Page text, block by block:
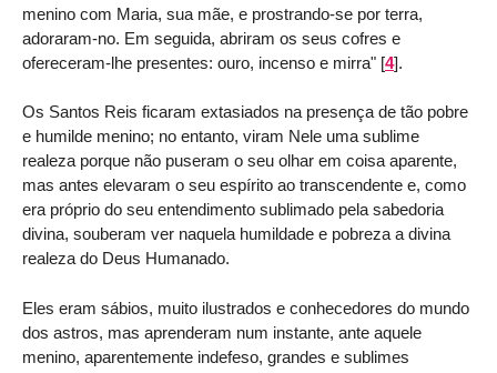
menino com Maria, sua mãe, e prostrando-se por terra,
adoraram-no. Em seguida, abriram os seus cofres e
ofereceram-lhe presentes: ouro, incenso e mirra" [4].
Os Santos Reis ficaram extasiados na presença de tão pobre
e humilde menino; no entanto, viram Nele uma sublime
realeza porque não puseram o seu olhar em coisa aparente,
mas antes elevaram o seu espírito ao transcendente e, como
era próprio do seu entendimento sublimado pela sabedoria
divina, souberam ver naquela humildade e pobreza a divina
realeza do Deus Humanado.
Eles eram sábios, muito ilustrados e conhecedores do mundo
dos astros, mas aprenderam num instante, ante aquele
menino, aparentemente indefeso, grandes e sublimes